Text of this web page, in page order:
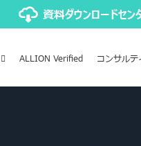
ALLION Verified コンサル